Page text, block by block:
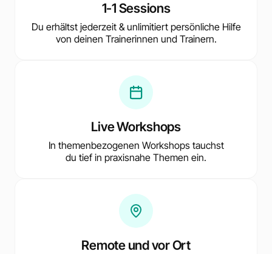
1-1 Sessions
Du erhältst jederzeit & unlimitiert persönliche Hilfe
von deinen Trainerinnen und Trainern.
Live Workshops
In themenbezogenen Workshops tauchst
du tief in praxisnahe Themen ein.
Remote und vor Ort